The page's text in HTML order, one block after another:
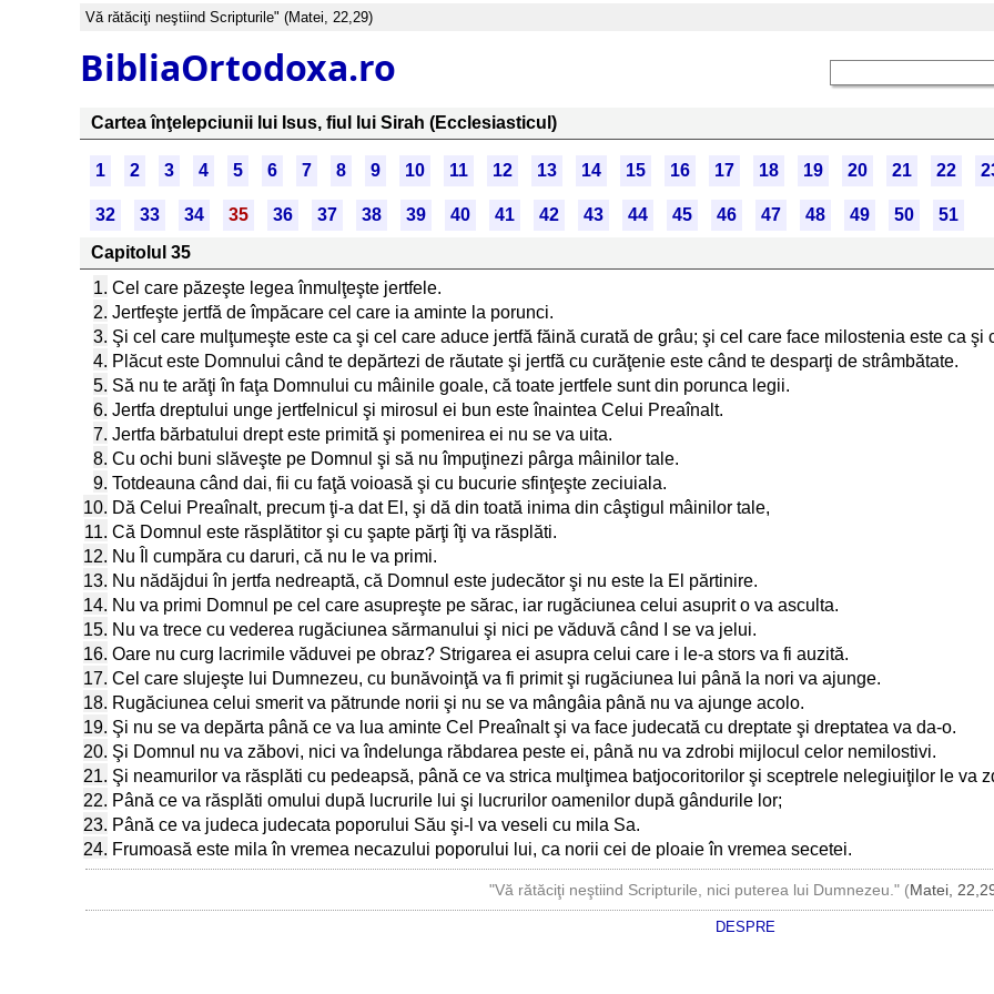
Vă rătăciţi neştiind Scripturile" (Matei, 22,29)
BibliaOrtodoxa.ro
Cartea înţelepciunii lui Isus, fiul lui Sirah (Ecclesiasticul)
1 2 3 4 5 6 7 8 9 10 11 12 13 14 15 16 17 18 19 20 21 22
32 33 34 35 36 37 38 39 40 41 42 43 44 45 46 47 48 49 50
51
Capitolul 35
1. Cel care păzeşte legea înmulţeşte jertfele.
2. Jertfeşte jertfă de împăcare cel care ia aminte la porunci.
3. Şi cel care mulţumeşte este ca şi cel care aduce jertfă făină curată de grâu; şi cel care face milostenia este ca şi
4. Plăcut este Domnului când te depărtezi de răutate şi jertfă cu curăţenie este când te desparţi de strâmbătate.
5. Să nu te arăţi în faţa Domnului cu mâinile goale, că toate jertfele sunt din porunca legii.
6. Jertfa dreptului unge jertfelnicul şi mirosul ei bun este înaintea Celui Preaînalt.
7. Jertfa bărbatului drept este primită şi pomenirea ei nu se va uita.
8. Cu ochi buni slăveşte pe Domnul şi să nu împuţinezi pârga mâinilor tale.
9. Totdeauna când dai, fii cu faţă voioasă şi cu bucurie sfinţeşte zeciuiala.
10. Dă Celui Preaînalt, precum ţi-a dat El, şi dă din toată inima din câştigul mâinilor tale,
11. Că Domnul este răsplătitor şi cu şapte părţi îţi va răsplăti.
12. Nu Îl cumpăra cu daruri, că nu le va primi.
13. Nu nădăjdui în jertfa nedreaptă, că Domnul este judecător şi nu este la El părtinire.
14. Nu va primi Domnul pe cel care asupreşte pe sărac, iar rugăciunea celui asuprit o va asculta.
15. Nu va trece cu vederea rugăciunea sărmanului şi nici pe văduvă când I se va jelui.
16. Oare nu curg lacrimile văduvei pe obraz? Strigarea ei asupra celui care i le-a stors va fi auzită.
17. Cel care slujeşte lui Dumnezeu, cu bunăvoinţă va fi primit şi rugăciunea lui până la nori va ajunge.
18. Rugăciunea celui smerit va pătrunde norii şi nu se va mângâia până nu va ajunge acolo.
19. Şi nu se va depărta până ce va lua aminte Cel Preaînalt şi va face judecată cu dreptate şi dreptatea va da-o.
20. Şi Domnul nu va zăbovi, nici va îndelunga răbdarea peste ei, până nu va zdrobi mijlocul celor nemilostivi.
21. Şi neamurilor va răsplăti cu pedeapsă, până ce va strica mulţimea batjocoritorilor şi sceptrele nelegiuiţilor le va
22. Până ce va răsplăti omului după lucrurile lui şi lucrurilor oamenilor după gândurile lor;
23. Până ce va judeca judecata poporului Său şi-l va veseli cu mila Sa.
24. Frumoasă este mila în vremea necazului poporului lui, ca norii cei de ploaie în vremea secetei.
"Vă rătăciţi neştiind Scripturile, nici puterea lui Dumnezeu." (Matei,
DESPRE